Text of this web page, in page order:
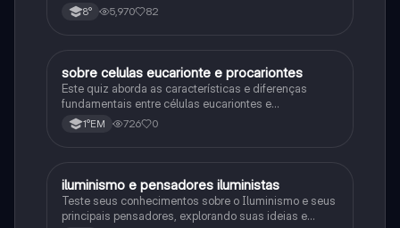
8° 5,970 82
Biologia
sobre celulas eucarionte e procariontes
Este quiz aborda as características e diferenças
fundamentais entre células eucariontes e
procariontes.
1°EM 726 0
História
iluminismo e pensadores iluministas
Teste seus conhecimentos sobre o Iluminismo e seus
principais pensadores, explorando suas ideias e